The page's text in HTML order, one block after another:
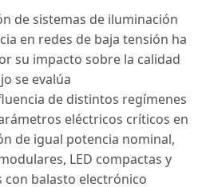
de sistemas de iluminación
en redes de baja tensión ha
su impacto sobre la calidad
se evalúa
de distintos regímenes
eléctricos críticos en
de igual potencia nominal,
LED compactas y
balasto electrónico